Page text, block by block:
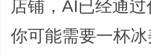
店铺，AI已经通
你可能需要一杯